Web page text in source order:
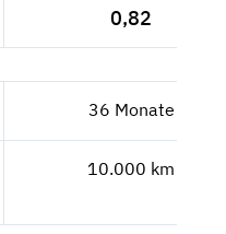
0,82
36 Monate
10.000 km